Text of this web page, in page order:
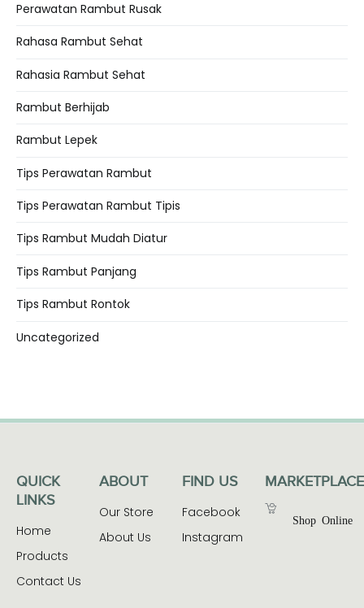
Perawatan Rambut Rusak
Rahasa Rambut Sehat
Rahasia Rambut Sehat
Rambut Berhijab
Rambut Lepek
Tips Perawatan Rambut
Tips Perawatan Rambut Tipis
Tips Rambut Mudah Diatur
Tips Rambut Panjang
Tips Rambut Rontok
Uncategorized
QUICK
LINKS
Home
Products
Contact Us
ABOUT
Our Store
About Us
FIND US
Facebook
Instagram
MARKETPLACE
Shop Online